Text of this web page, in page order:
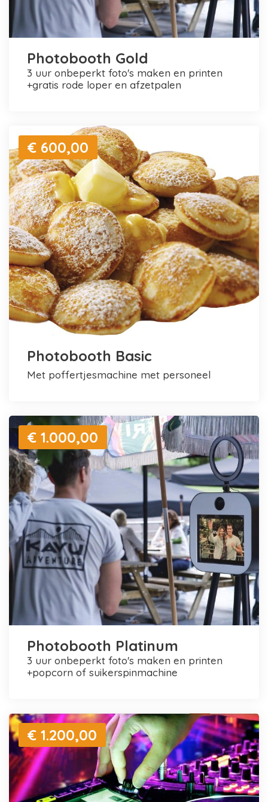
Photobooth Gold
3 uur onbeperkt foto's maken en printen
+gratis rode loper en afzetpalen
€ 600,00
Photobooth Basic
met poffertjesmachine met personeel
€ 1.000,00
Photobooth Platinum
3 uur onbeperkt foto's maken en printen
+popcorn of suikerspinmachine
€ 1.200,00